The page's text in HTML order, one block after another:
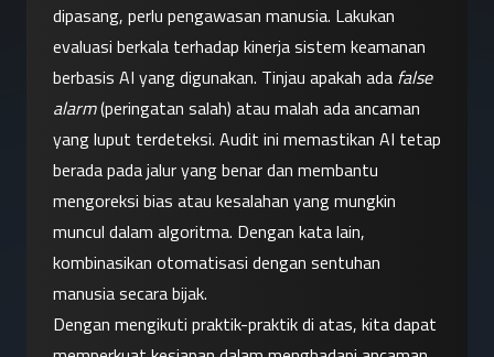
dipasang, perlu pengawasan manusia. Lakukan
evaluasi berkala terhadap kinerja sistem keamanan
berbasis AI yang digunakan. Tinjau apakah ada false
alarm (peringatan salah) atau malah ada ancaman
yang luput terdeteksi. Audit ini memastikan AI tetap
berada pada jalur yang benar dan membantu
mengoreksi bias atau kesalahan yang mungkin
muncul dalam algoritma. Dengan kata lain,
kombinasikan otomatisasi dengan sentuhan
manusia secara bijak.
Dengan mengikuti praktik-praktik di atas, kita dapat